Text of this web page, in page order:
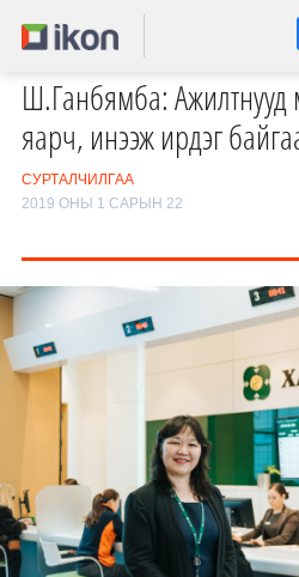
Ш.Ганбямба:
яарч, инээж ирдэг
СУРТАЛЧИЛГАА
2019 ОНЫ 1 САРЫН 22